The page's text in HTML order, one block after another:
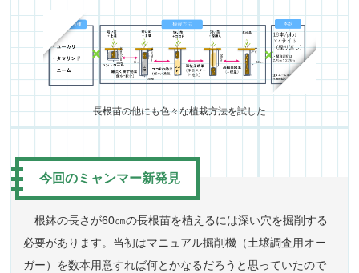
長根苗の他にも色々な植栽方法を試した
今回のミャンマー新発見
根鉢の長さが60㎝の長根苗を植えるには深い穴を掘削する
必要があります。当初はマニュアル掘削機（土壌調査用オー
ガー）を数本用意すれば何とかなるだろうと思っていたので